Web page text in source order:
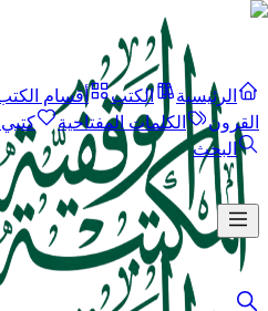
الرئيسية الكتب أقسام
القرون
الكلمات المفتاحية
البحث